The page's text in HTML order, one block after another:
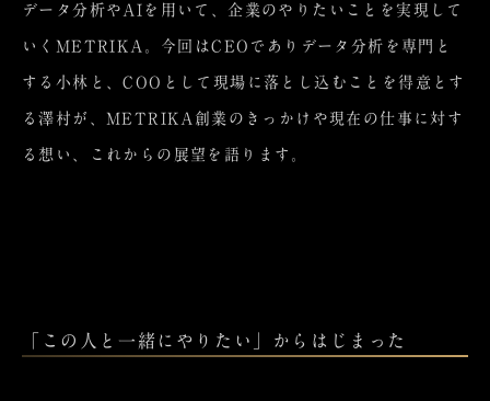
データ分析やAIを用いて、企業のやりたいことを実現して
いくMETRIKA。今回はCEOでありデータ分析を専門と
する小林と、COOとして現場に落とし込むことを得意とす
る澤村が、METRIKA創業のきっかけや現在の仕事に対す
る想い、これからの展望を語ります。
「この人と一緒にやりたい」からはじまった